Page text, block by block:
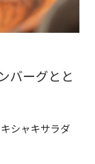
バーグとと
シャキサラダ